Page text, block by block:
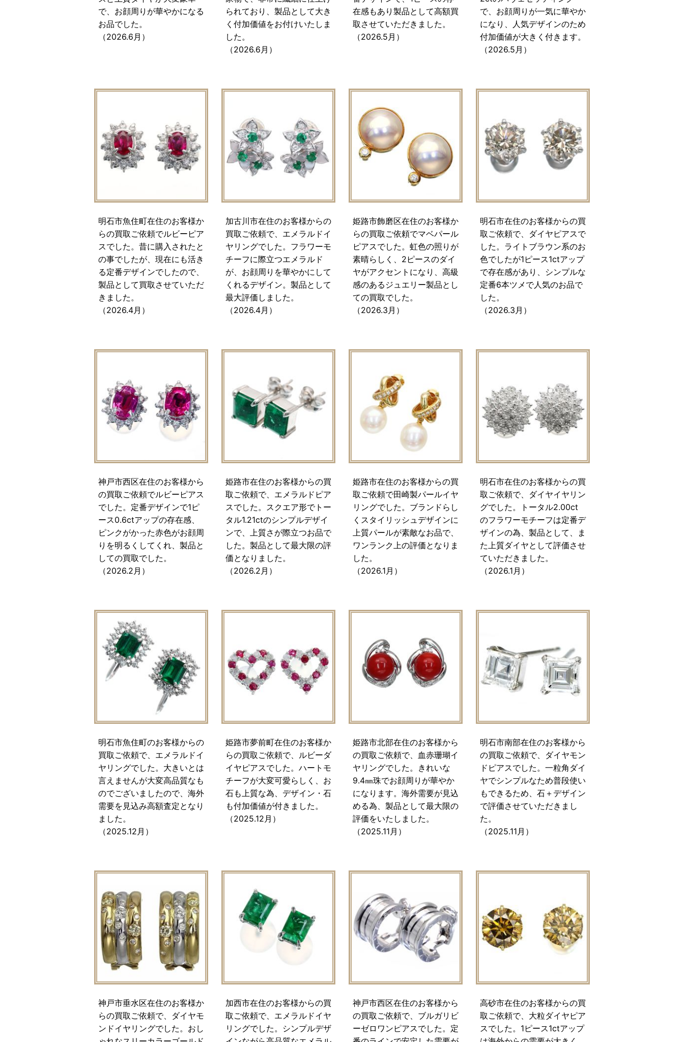
で、お顔周りが華やかになる
お品でした。
（2026.6月）
られており、製品として大き
く付加価値をお付けいたしま
した。
（2026.6月）
在感もあり製品として高額買
取させていただきました。
（2026.5月）
で、お顔周りが一気に華やか
になり、人気デザインのため
付加価値が大きく付きます。
（2026.5月）
明石市魚住町在住のお客様か
らの買取ご依頼でルビーピア
スでした。昔に購入されたと
の事でしたが、現在にも活き
る定番デザインでしたので、
製品として買取させていただ
きました。
（2026.4月）
加古川市在住のお客様からの
買取ご依頼で、エメラルドイ
ヤリングでした。フラワーモ
チーフに際立つエメラルド
が、お顔周りを華やかにして
くれるデザイン。製品として
最大評価しました。
（2026.4月）
姫路市飾磨区在住のお客様か
らの買取ご依頼でマベパール
ピアスでした。虹色の照りが
素晴らしく、2ピースのダイ
ヤがアクセントになり、高級
感のあるジュエリー製品とし
ての買取でした。
（2026.3月）
明石市在住のお客様からの買
取ご依頼で、ダイヤピアスで
した。ライトブラウン系のお
色でしたが1ピース1ctアップ
で存在感があり、シンプルな
定番6本ツメで人気のお品で
した。
（2026.3月）
神戸市西区在住のお客様から
の買取ご依頼でルビーピアス
でした。定番デザインで1ピ
ース0.6ctアップの存在感、
ピンクがかった赤色がお顔周
りを明るくしてくれ、製品と
しての買取でした。
（2026.2月）
姫路市在住のお客様からの買
取ご依頼で、エメラルドピア
スでした。スクエア形でトー
タル1.21ctのシンプルデザイ
ンで、上質さが際立つお品で
した。製品として最大限の評
価となりました。
（2026.2月）
姫路市在住のお客様からの買
取ご依頼で田崎製パールイヤ
リングでした。ブランドらし
くスタイリッシュデザインに
上質パールが素敵なお品で、
ワンランク上の評価となりま
した。
（2026.1月）
明石市在住のお客様からの買
取ご依頼で、ダイヤイヤリン
グでした。トータル2.00ct
のフラワーモチーフは定番デ
ザインの為、製品として、ま
た上質ダイヤとして評価させ
ていただきました。
（2026.1月）
明石市魚住町のお客様からの
買取ご依頼で、エメラルドイ
ヤリングでした。大きいとは
言えませんが大変高品質なも
のでございましたので、海外
需要を見込み高額査定となり
ました。
（2025.12月）
姫路市夢前町在住のお客様か
らの買取ご依頼で、ルビーダ
イヤピアスでした。ハートモ
チーフが大変可愛らしく、お
石も上質な為、デザイン・石
も付加価値が付きました。
（2025.12月）
姫路市北部在住のお客様から
の買取ご依頼で、血赤珊瑚イ
ヤリングでした。きれいな
9.4㎜珠でお顔周りが華やか
になります。海外需要が見込
める為、製品として最大限の
評価をいたしました。
（2025.11月）
明石市南部在住のお客様から
の買取ご依頼で、ダイヤモン
ドピアスでした。一粒角ダイ
ヤでシンプルなため普段使い
もできるため、石＋デザイン
で評価させていただきまし
た。
（2025.11月）
神戸市垂水区在住のお客様か
らの買取ご依頼で、ダイヤモ
ンドイヤリングでした。おし
加西市在住のお客様からの買
取ご依頼で、エメラルドイヤ
リングでした。シンプルデザ
神戸市西区在住のお客様から
の買取ご依頼で、ブルガリビ
ーゼロワンピアスでした。定
高砂市在住のお客様からの買
取ご依頼で、大粒ダイヤピア
スでした。1ピース1ctアップ